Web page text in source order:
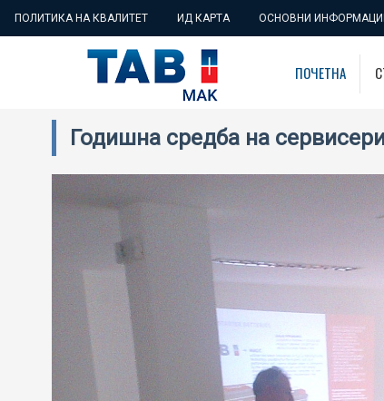
ПОЛИТИКА НА КВАЛИТЕТ ИД КАРТА ОСНОВНИ
ПОЧЕТНА
Годишна средба на